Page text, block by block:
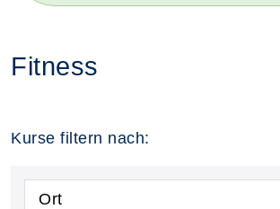
Fitness
Kurse filtern nach:
Ort